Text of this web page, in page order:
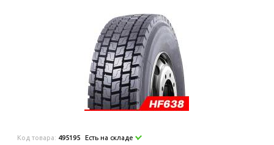
Код товара: 495195 Есть на складе